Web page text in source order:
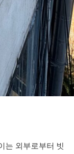
는 외부로부터 빗